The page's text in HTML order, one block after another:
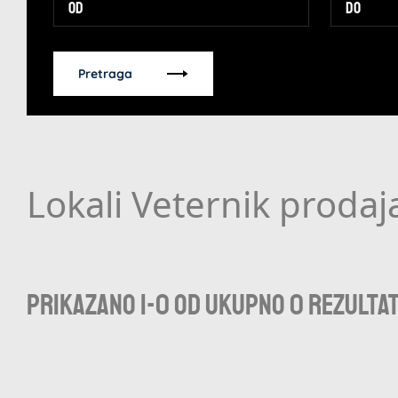
Pretraga
Lokali Veternik
Prikazano 1-0 od ukupno 0